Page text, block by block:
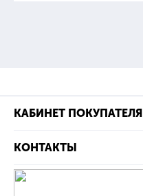
КАБИНЕТ ПОКУПАТЕЛЯ
КОНТАКТЫ